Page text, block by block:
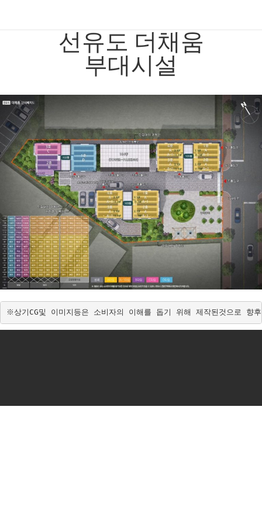
선유도 더채움
부대시설
※상기CG및 이미지등은 소비자의 이해를 돕기 위해 제작된것으로